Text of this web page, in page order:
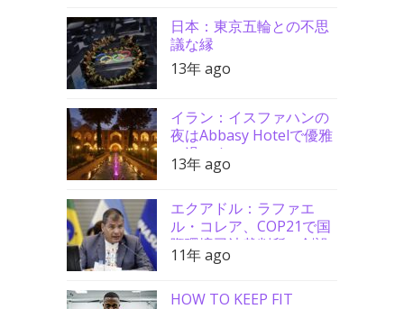
日本：東京五輪との不思
議な縁
13年 ago
イラン：イスファハンの
夜はAbbasy Hotelで優雅
に過ごす
13年 ago
エクアドル：ラファエ
ル・コレア、COP21で国
際環境司法裁判所の創設
を要請
11年 ago
HOW TO KEEP FIT